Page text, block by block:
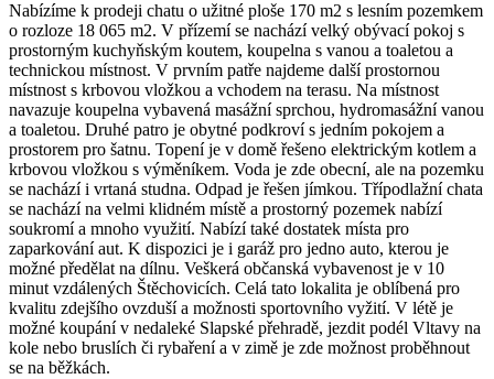
Nabízíme k prodeji chatu o užitné ploše 170 m2 s lesním pozemkem
o rozloze 18 065 m2. V přízemí se nachází velký obývací pokoj s
prostorným kuchyňským koutem, koupelna s vanou a toaletou a
technickou místnost. V prvním patře najdeme další prostornou
místnost s krbovou vložkou a vchodem na terasu. Na místnost
navazuje koupelna vybavená masážní sprchou, hydromasážní vanou
a toaletou. Druhé patro je obytné podkroví s jedním pokojem a
prostorem pro šatnu. Topení je v domě řešeno elektrickým kotlem a
krbovou vložkou s výměníkem. Voda je zde obecní, ale na pozemku
se nachází i vrtaná studna. Odpad je řešen jímkou. Třípodlažní chata
se nachází na velmi klidném místě a prostorný pozemek nabízí
soukromí a mnoho využití. Nabízí také dostatek místa pro
zaparkování aut. K dispozici je i garáž pro jedno auto, kterou je
možné předělat na dílnu. Veškerá občanská vybavenost je v 10
minut vzdálených Štěchovicích. Celá tato lokalita je oblíbená pro
kvalitu zdejšího ovzduší a možnosti sportovního vyžití. V létě je
možné koupání v nedaleké Slapské přehradě, jezdit podél Vltavy na
kole nebo bruslích či rybaření a v zimě je zde možnost proběhnout
se na běžkách.